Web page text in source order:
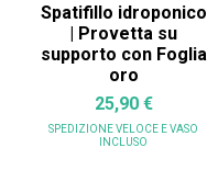
Spatifillo idroponico
| Provetta su
supporto con Foglia
oro
25,90 €
SPEDIZIONE VELOCE E VASO
INCLUSO